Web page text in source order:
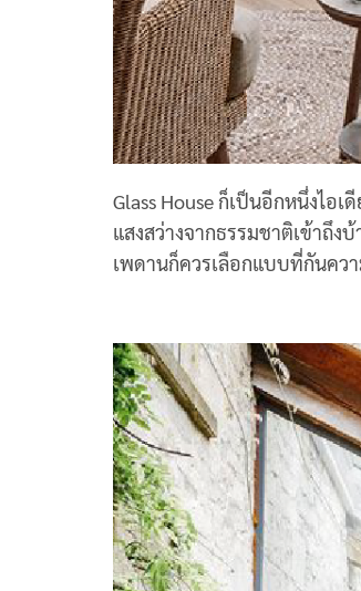
Glass House ก็เป็นอีกหนึ่งไอ
แสงสว่างจากธรรมชาติเข้าถึ
เพดานก็ควรเลือกแบบที่กันคว